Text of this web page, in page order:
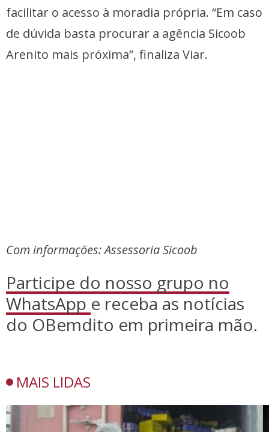
facilitar o acesso à moradia própria. “Em caso
de dúvida basta procurar a agência Sicoob
Arenito mais próxima”, finaliza Viar.
Com informações: Assessoria Sicoob
Participe do nosso grupo no
WhatsApp e receba as notícias
do OBemdito em primeira mão.
MAIS LIDAS